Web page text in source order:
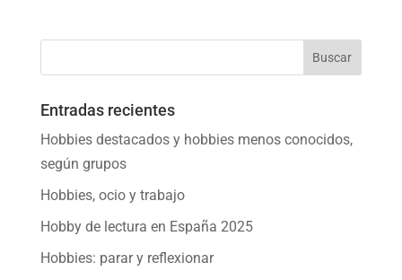
Entradas recientes
Hobbies destacados y hobbies menos conocidos,
según grupos
Hobbies, ocio y trabajo
Hobby de lectura en España 2025
Hobbies: parar y reflexionar